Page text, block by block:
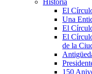
Historia
El
Una
El
El
de la
150